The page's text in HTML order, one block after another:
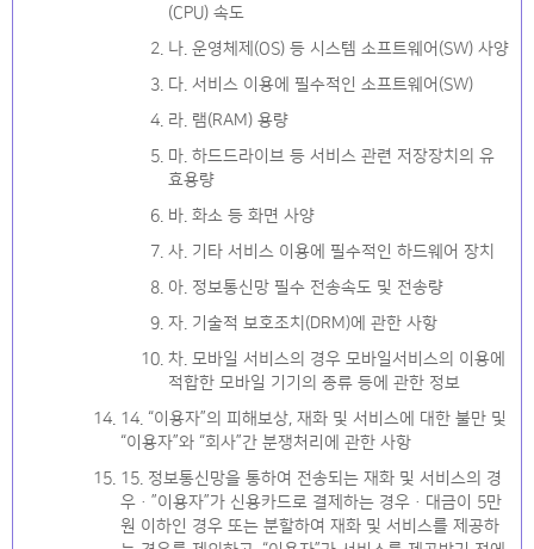
(CPU) 속도
나. 운영체제(OS) 등 시스템 소프트웨어(SW) 사양
다. 서비스 이용에 필수적인 소프트웨어(SW)
라. 램(RAM) 용량
마. 하드드라이브 등 서비스 관련 저장장치의 유
효용량
바. 화소 등 화면 사양
사. 기타 서비스 이용에 필수적인 하드웨어 장치
아. 정보통신망 필수 전송속도 및 전송량
자. 기술적 보호조치(DRM)에 관한 사항
차. 모바일 서비스의 경우 모바일서비스의 이용에
적합한 모바일 기기의 종류 등에 관한 정보
14. “이용자”의 피해보상, 재화 및 서비스에 대한 불만 및
“이용자”와 “회사”간 분쟁처리에 관한 사항
15. 정보통신망을 통하여 전송되는 재화 및 서비스의 경
우ㆍ”이용자”가 신용카드로 결제하는 경우ㆍ대금이 5만
원 이하인 경우 또는 분할하여 재화 및 서비스를 제공하